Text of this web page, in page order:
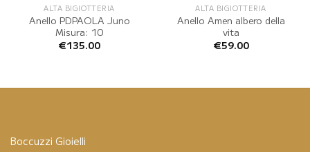
ALTA BIGIOTTERIA
Anello PDPAOLA Juno
Misura: 10
€135.00
ALTA BIGIOTTERIA
Anello Amen albero della
vita
€59.00
Boccuzzi Gioielli